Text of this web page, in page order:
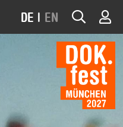
DE | EN